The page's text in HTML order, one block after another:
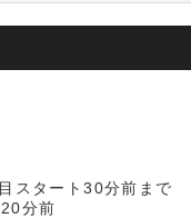
スタート30分前まで
分前